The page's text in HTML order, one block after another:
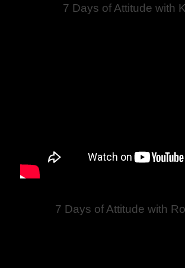
7 Days of Attitude with
7 Days of Attitude with